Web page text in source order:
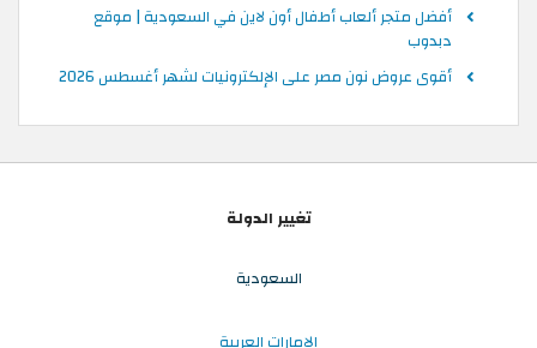
أفضل متجر ألعاب أطفال أون لاين في السعودية | موقع
دبدوب
أقوى عروض نون مصر على الإلكترونيات لشهر أغسطس 2026
تغيير الدولة
السعودية
الإمارات العربية